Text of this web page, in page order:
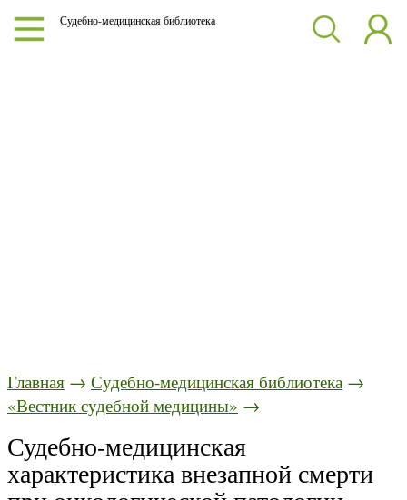
Судебно-медицинская библиотека
Главная → Судебно-медицинская библиотека →
«Вестник судебной медицины» →
Судебно-медицинская
характеристика внезапной смерти